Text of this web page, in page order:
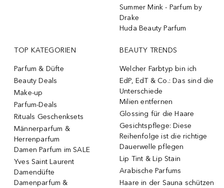
Summer Mink - Parfum by
Drake
Huda Beauty Parfum
TOP KATEGORIEN
Parfum & Düfte
Beauty Deals
Make-up
Parfum-Deals
Rituals Geschenksets
Männerparfum &
Herrenparfum
Damen Parfum im SALE
Yves Saint Laurent
Damendüfte
Damenparfum &
BEAUTY TRENDS
Welcher Farbtyp bin ich
EdP, EdT & Co.: Das sind die
Unterschiede
Milien entfernen
Glossing für die Haare
Gesichtspflege: Diese
Reihenfolge ist die richtige
Dauerwelle pflegen
Lip Tint & Lip Stain
Arabische Parfums
Haare in der Sauna schützen